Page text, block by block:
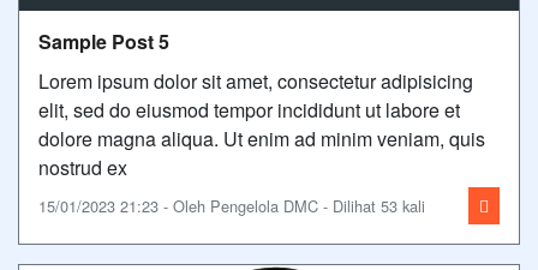
Sample Post 5
Lorem ipsum dolor sit amet, consectetur adipisicing
elit, sed do eiusmod tempor incididunt ut labore et
dolore magna aliqua. Ut enim ad minim veniam, quis
nostrud ex
15/01/2023 21:23 - Oleh Pengelola DMC - Dilihat 53 kali